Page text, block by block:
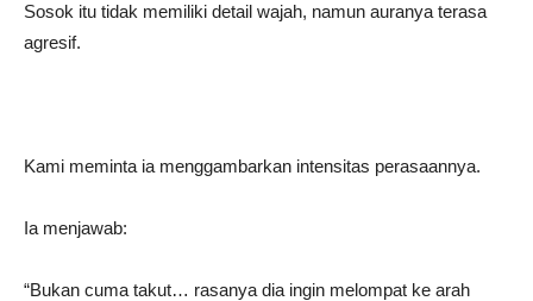
Sosok itu tidak memiliki detail wajah, namun auranya terasa
agresif.
Kami meminta ia menggambarkan intensitas perasaannya.
Ia menjawab:
“Bukan cuma takut… rasanya dia ingin melompat ke arah